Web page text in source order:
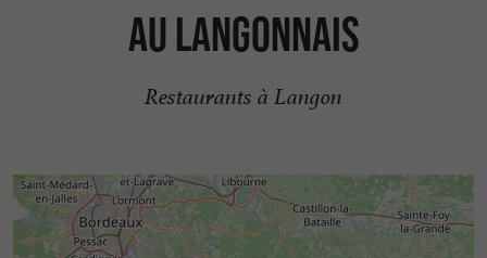
Au Langonnais
Restaurants à Langon